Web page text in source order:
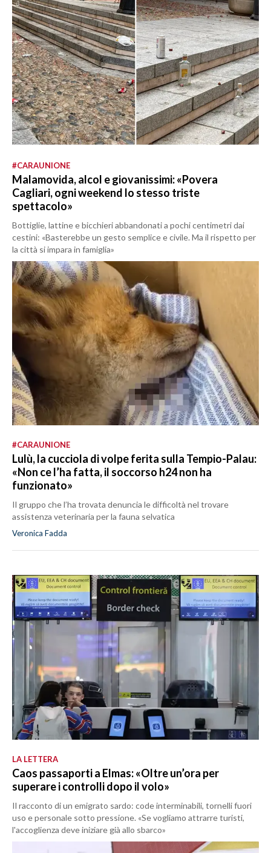
#CARAUNIONE
Malamovida, alcol e giovanissimi: «Povera
Cagliari, ogni weekend lo stesso triste
spettacolo»
Bottiglie, lattine e bicchieri abbandonati a pochi centimetri dai
cestini: «Basterebbe un gesto semplice e civile. Ma il rispetto per
la città si impara in famiglia»
#CARAUNIONE
Lulù, la cucciola di volpe ferita sulla Tempio-Palau:
«Non ce l’ha fatta, il soccorso h24 non ha
funzionato»
Il gruppo che l’ha trovata denuncia le difficoltà nel trovare
assistenza veterinaria per la fauna selvatica
Veronica Fadda
LA LETTERA
Caos passaporti a Elmas: «Oltre un’ora per
superare i controlli dopo il volo»
Il racconto di un emigrato sardo: code interminabili, tornelli fuori
uso e personale sotto pressione. «Se vogliamo attrarre turisti,
l'accoglienza deve iniziare già allo sbarco»